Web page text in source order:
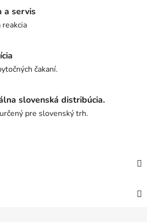
a servis
čakaní.
slovenská distribúcia.
pre slovenský trh.